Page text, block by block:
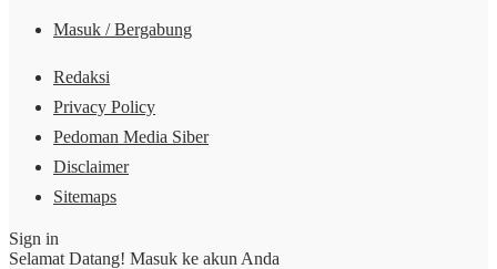
Masuk / Bergabung
Redaksi
Privacy Policy
Pedoman Media Siber
Disclaimer
Sitemaps
Sign in
Selamat Datang! Masuk ke akun Anda